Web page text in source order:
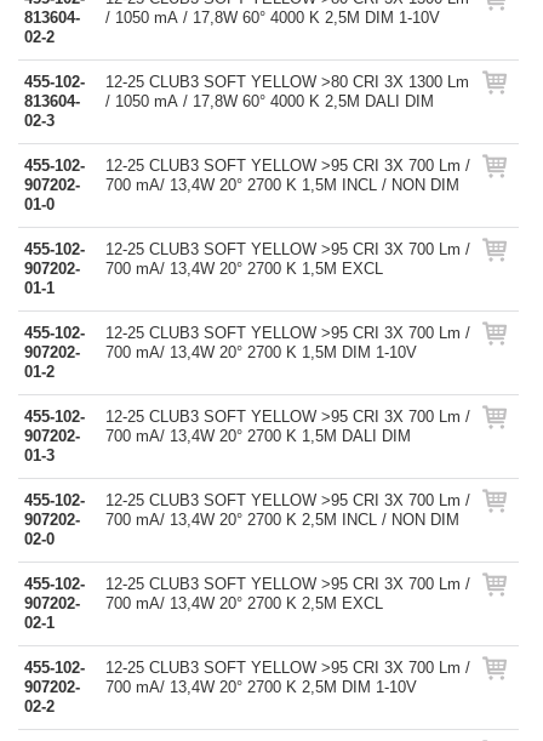
813604-
02-2
/ 1050 mA / 17,8W 60° 4000 K 2,5M DIM 1-10V
455-102-
813604-
02-3
12-25 CLUB3 SOFT YELLOW >80 CRI 3X 1300 Lm
/ 1050 mA / 17,8W 60° 4000 K 2,5M DALI DIM
455-102-
907202-
01-0
12-25 CLUB3 SOFT YELLOW >95 CRI 3X 700 Lm /
700 mA/ 13,4W 20° 2700 K 1,5M INCL / NON DIM
455-102-
907202-
01-1
12-25 CLUB3 SOFT YELLOW >95 CRI 3X 700 Lm /
700 mA/ 13,4W 20° 2700 K 1,5M EXCL
455-102-
907202-
01-2
12-25 CLUB3 SOFT YELLOW >95 CRI 3X 700 Lm /
700 mA/ 13,4W 20° 2700 K 1,5M DIM 1-10V
455-102-
907202-
01-3
12-25 CLUB3 SOFT YELLOW >95 CRI 3X 700 Lm /
700 mA/ 13,4W 20° 2700 K 1,5M DALI DIM
455-102-
907202-
02-0
12-25 CLUB3 SOFT YELLOW >95 CRI 3X 700 Lm /
700 mA/ 13,4W 20° 2700 K 2,5M INCL / NON DIM
455-102-
907202-
02-1
12-25 CLUB3 SOFT YELLOW >95 CRI 3X 700 Lm /
700 mA/ 13,4W 20° 2700 K 2,5M EXCL
455-102-
907202-
02-2
12-25 CLUB3 SOFT YELLOW >95 CRI 3X 700 Lm /
700 mA/ 13,4W 20° 2700 K 2,5M DIM 1-10V